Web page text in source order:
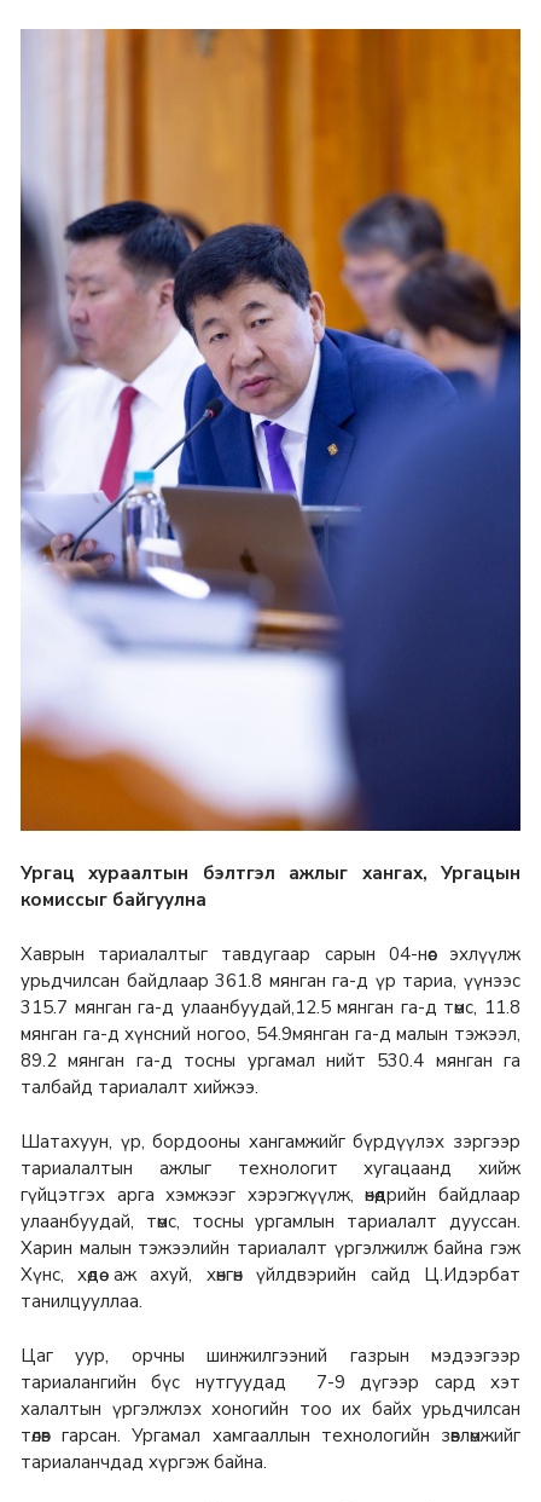
Ургац хураалтын бэлтгэл ажлыг хангах, Ургацын
комиссыг байгуулна
Хаврын тариалалтыг тавдугаар сарын 04-нөөс эхлүүлж
урьдчилсан байдлаар 361.8 мянган га-д үр тариа, үүнээс
315.7 мянган га-д улаанбуудай,12.5 мянган га-д төмс, 11.8
мянган га-д хүнсний ногоо, 54.9мянган га-д малын тэжээл,
89.2 мянган га-д тосны ургамал нийт 530.4 мянган га
талбайд тариалалт хийжээ.
Шатахуун, үр, бордооны хангамжийг бүрдүүлэх зэргээр
тариалалтын ажлыг технологит хугацаанд хийж
гүйцэтгэх арга хэмжээг хэрэгжүүлж, өнөөдрийн байдлаар
улаанбуудай, төмс, тосны ургамлын тариалалт дууссан.
Харин малын тэжээлийн тариалалт үргэлжилж байна гэж
Хүнс, хөдөө аж ахуй, хөнгөн үйлдвэрийн сайд Ц.Идэрбат
танилцууллаа.
Цаг уур, орчны шинжилгээний газрын мэдээгээр
тариалангийн бүс нутгуудад 7-9 дүгээр сард хэт
халалтын үргэлжлэх хоногийн тоо их байх урьдчилсан
төлөв гарсан. Ургамал хамгааллын технологийн зөвлөмжийг
тариаланчдад хүргэж байна.